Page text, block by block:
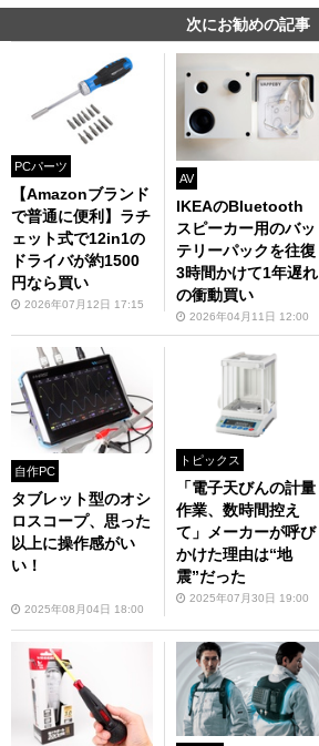
次にお勧めの記事
PCパーツ
【Amazonブランド
で普通に便利】ラチ
ェット式で12in1の
ドライバが約1500
円なら買い
2026年07月12日 17:15
AV
IKEAのBluetooth
スピーカー用のバッ
テリーパックを往復
3時間かけて1年遅れ
の衝動買い
2026年04月11日 12:00
自作PC
タブレット型のオシ
ロスコープ、思った
以上に操作感がい
い！
2025年08月04日 18:00
トピックス
「電子天びんの計量
作業、数時間控え
て」メーカーが呼び
かけた理由は“地
震”だった
2025年07月30日 19:00